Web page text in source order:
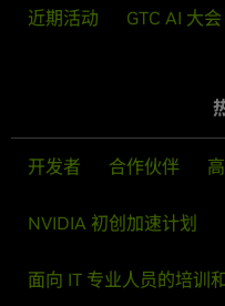
近期活动 GTC AI 大会
开发者 合作伙伴
NVIDIA 初创加速计划
面向 IT 专业人员的培训